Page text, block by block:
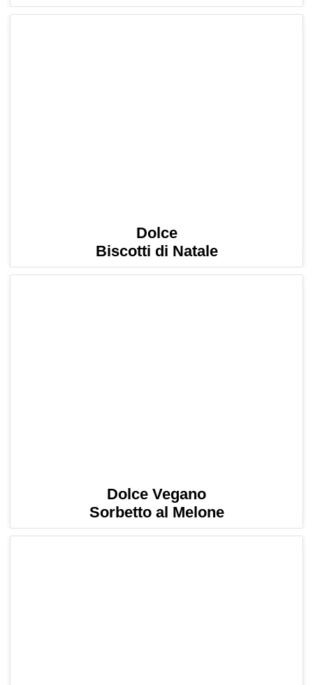
Dolce
Biscotti di Natale
Dolce Vegano
Sorbetto al Melone